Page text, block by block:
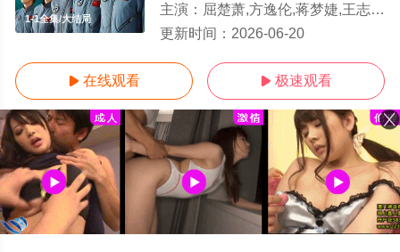
1-1全集/大结局
主演： 屈楚萧,方逸伦,蒋梦婕,王志飞,许亚军,凌美仕
更新时间： 2026-06-20
 在线观看  极速观看